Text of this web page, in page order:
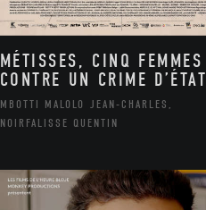
MÉTISSES, CINQ FEMMES
CONTRE UN CRIME D’ÉTAT
MBOTTI MALOLO JEAN-CHARLES,
NOIRFALISSE QUENTIN